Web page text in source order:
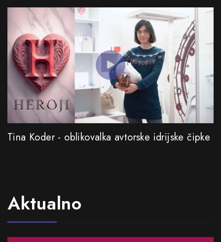
Tina Koder - oblikovalka avtorske idrijske čipke
Aktualno